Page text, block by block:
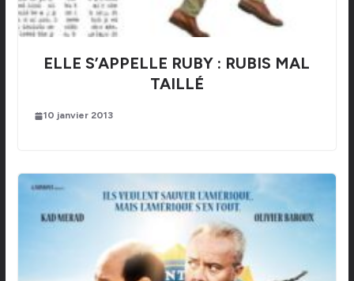
ELLE S’APPELLE RUBY : RUBIS MAL
TAILLÉ
10 janvier 2013